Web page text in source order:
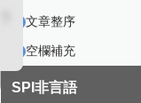
文章整序
空欄補充
SPI非言語